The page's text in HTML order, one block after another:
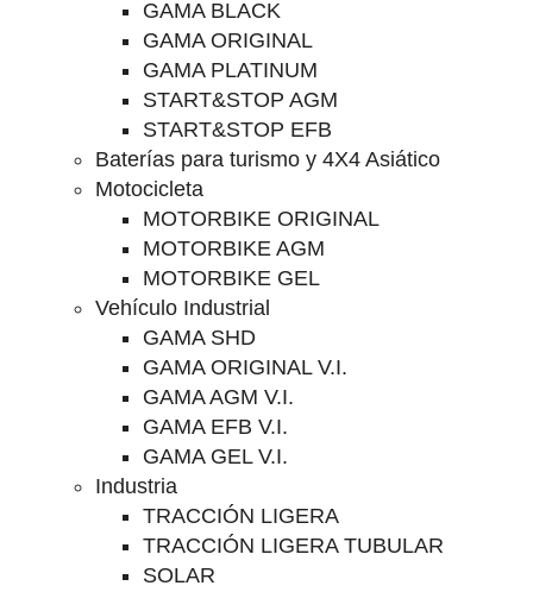
GAMA BLACK
GAMA ORIGINAL
GAMA PLATINUM
START&STOP AGM
START&STOP EFB
Baterías para turismo y 4X4 Asiático
Motocicleta
MOTORBIKE ORIGINAL
MOTORBIKE AGM
MOTORBIKE GEL
Vehículo Industrial
GAMA SHD
GAMA ORIGINAL V.I.
GAMA AGM V.I.
GAMA EFB V.I.
GAMA GEL V.I.
Industria
TRACCIÓN LIGERA
TRACCIÓN LIGERA TUBULAR
SOLAR